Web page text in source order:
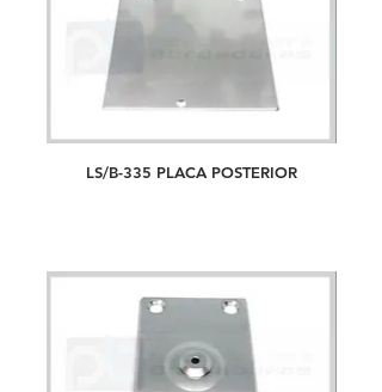
LS/B-335 PLACA POSTERIOR